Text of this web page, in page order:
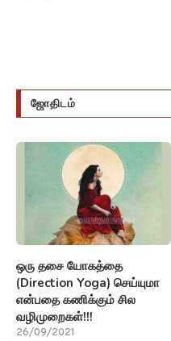
ஜோதிடம்
ஒரு தசை யோகத்தை
(Direction Yoga) செய்யுமா
என்பதை கணிக்கும் சில
வழிமுறைகள்!!!
26/09/2021